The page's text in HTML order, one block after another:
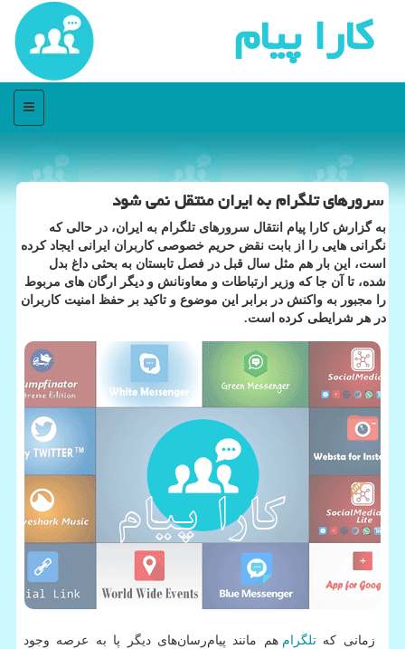
كارا پیام
منو
سرورهای تلگرام به ایران منتقل نمی شود
به گزارش كارا پیام انتقال سرورهای تلگرام به ایران، در حالی كه
نگرانی هایی را از بابت نقض حریم خصوصی كاربران ایرانی ایجاد كرده
است، این بار هم مثل سال قبل در فصل تابستان به بحثی داغ بدل
شده، تا آن جا كه وزیر ارتباطات و معاونانش و دیگر ارگان های مربوط
را مجبور به واكنش در برابر این موضوع و تاكید بر حفظ امنیت كاربران
در هر شرایطی كرده است.
زمانی كهتلگرام هم مانند پیام‌رسان‌های دیگر پا به عرصه وجود